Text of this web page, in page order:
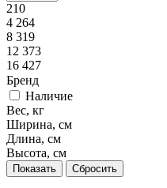
210
4 264
8 319
12 373
16 427
Бренд
Наличие
Вес, кг
Ширина, см
Длина, см
Высота, см
Сбросить